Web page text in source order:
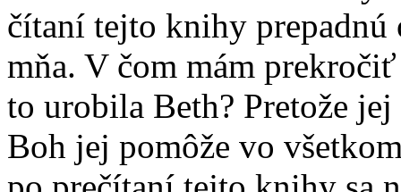
čítaní tejto knihy
mňa. V čom mám
to urobila Beth? Pretože
Boh jej pomôže vo